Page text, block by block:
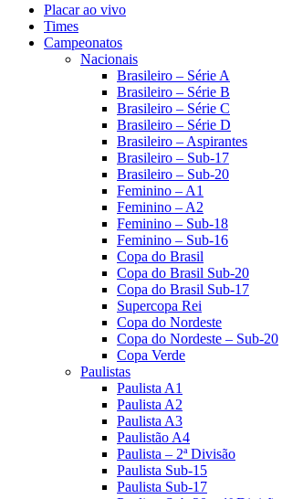
Placar ao vivo
Times
Campeonatos
Nacionais
Brasileiro – Série A
Brasileiro – Série B
Brasileiro – Série C
Brasileiro – Série D
Brasileiro – Aspirantes
Brasileiro – Sub-17
Brasileiro – Sub-20
Feminino – A1
Feminino – A2
Feminino – Sub-18
Feminino – Sub-16
Copa do Brasil
Copa do Brasil Sub-20
Copa do Brasil Sub-17
Supercopa Rei
Copa do Nordeste
Copa do Nordeste – Sub-20
Copa Verde
Paulistas
Paulista A1
Paulista A2
Paulista A3
Paulistão A4
Paulista – 2ª Divisão
Paulista Sub-15
Paulista Sub-17